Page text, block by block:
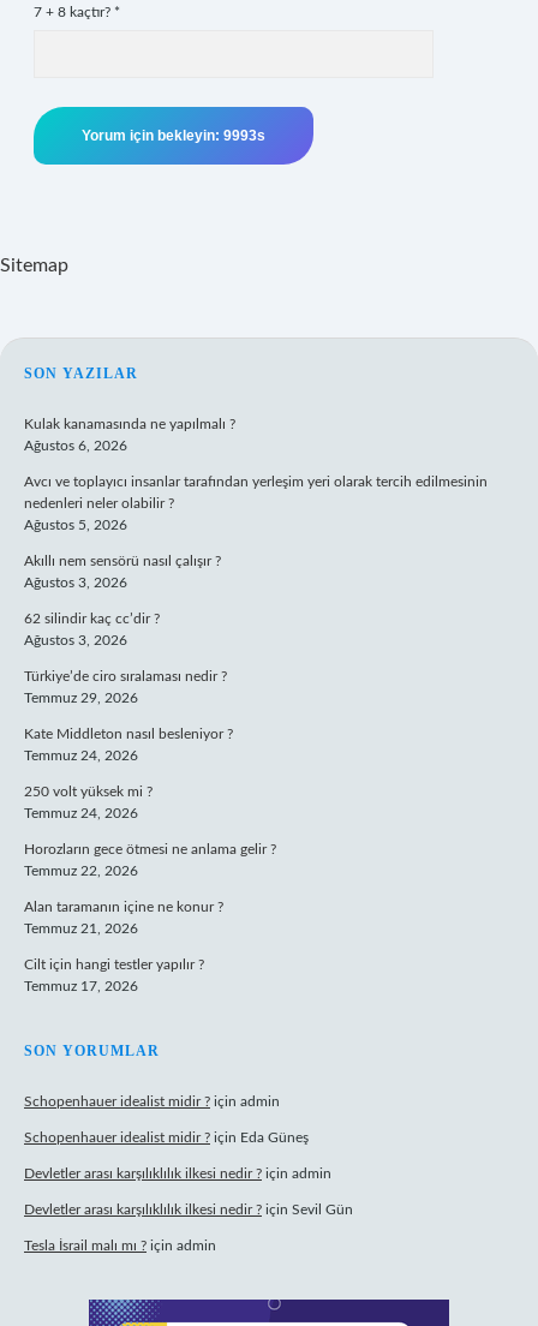
7 + 8 kaçtır? *
Sitemap
SIDEBAR
SON YAZILAR
Kulak kanamasında ne yapılmalı ?
Ağustos 6, 2026
Avcı ve toplayıcı insanlar tarafından yerleşim yeri olarak tercih edilmesinin
nedenleri neler olabilir ?
Ağustos 5, 2026
Akıllı nem sensörü nasıl çalışır ?
Ağustos 3, 2026
62 silindir kaç cc’dir ?
Ağustos 3, 2026
Türkiye’de ciro sıralaması nedir ?
Temmuz 29, 2026
Kate Middleton nasıl besleniyor ?
Temmuz 24, 2026
250 volt yüksek mi ?
Temmuz 24, 2026
Horozların gece ötmesi ne anlama gelir ?
Temmuz 22, 2026
Alan taramanın içine ne konur ?
Temmuz 21, 2026
Cilt için hangi testler yapılır ?
Temmuz 17, 2026
SON YORUMLAR
Schopenhauer idealist midir ? için admin
Schopenhauer idealist midir ? için Eda Güneş
Devletler arası karşılıklılık ilkesi nedir ? için admin
Devletler arası karşılıklılık ilkesi nedir ? için Sevil Gün
Tesla İsrail malı mı ? için admin